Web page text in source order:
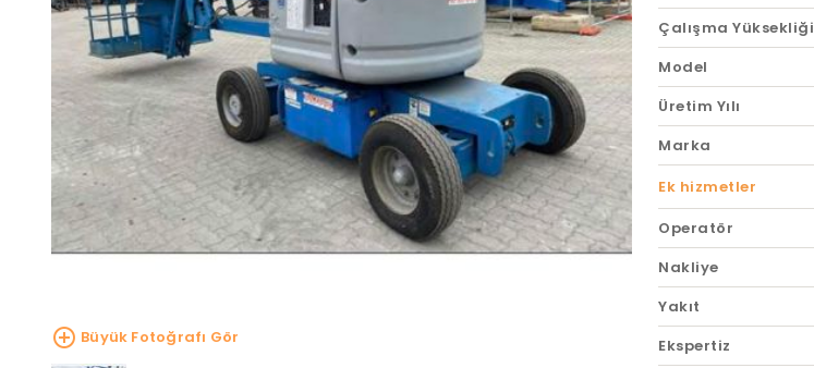
Büyük Fotoğrafı Gör
Çalışma Yüksekliği
Model
Üretim Yılı
Marka
Ek hizmetler
Operatör
Nakliye
Yakıt
Ekspertiz